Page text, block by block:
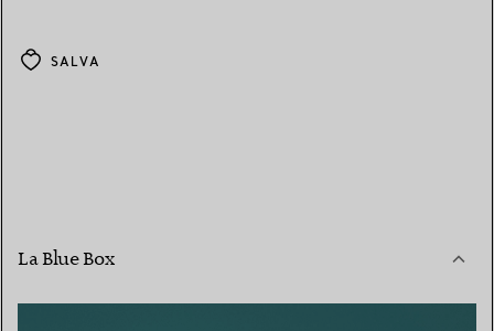
SALVA
La Blue Box